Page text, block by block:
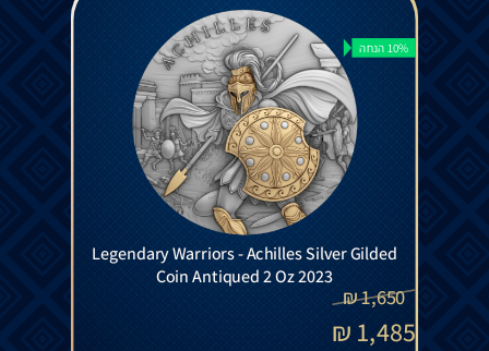
10% הנחה
Legendary Warriors - Achilles Silver Gilded
Coin Antiqued 2 Oz 2023
1,650
₪
1,485
₪